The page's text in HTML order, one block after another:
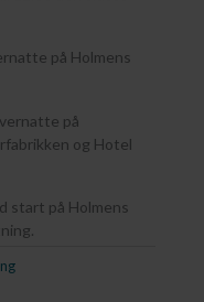
på Holmens
på
og Hotel
start på Holmens